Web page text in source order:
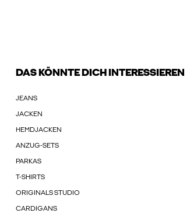
DAS KÖNNTE DICH INTERESSIEREN
JEANS
JACKEN
HEMDJACKEN
ANZUG-SETS
PARKAS
T-SHIRTS
ORIGINALS STUDIO
CARDIGANS